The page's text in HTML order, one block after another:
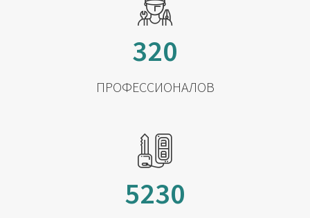
320
ПРОФЕССИОНАЛОВ
5230